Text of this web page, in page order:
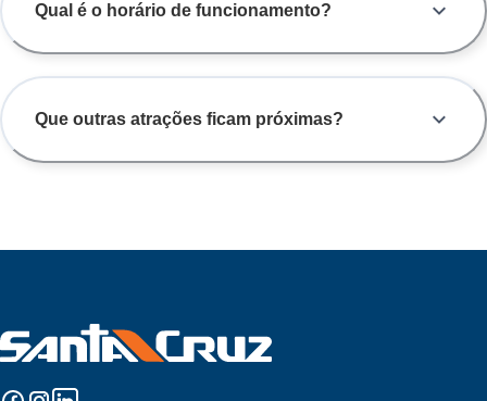
Qual é o horário de funcionamento?
Que outras atrações ficam próximas?